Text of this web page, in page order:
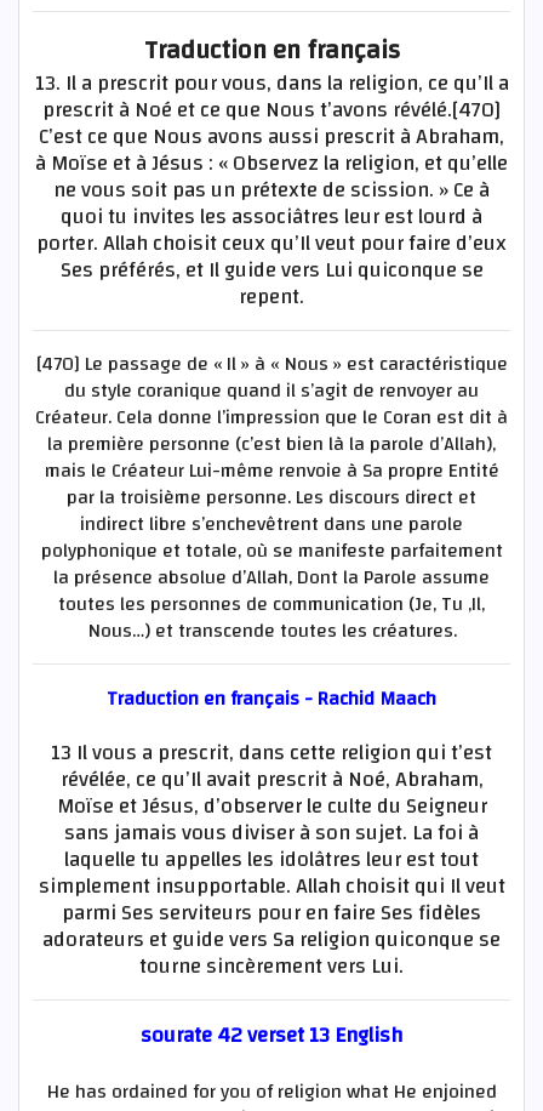
Traduction en français
13. Il a prescrit pour vous, dans la religion, ce qu’Il a
prescrit à Noé et ce que Nous t’avons révélé.[470]
C’est ce que Nous avons aussi prescrit à Abraham,
à Moïse et à Jésus : « Observez la religion, et qu’elle
ne vous soit pas un prétexte de scission. » Ce à
quoi tu invites les associâtres leur est lourd à
porter. Allah choisit ceux qu’Il veut pour faire d’eux
Ses préférés, et Il guide vers Lui quiconque se
repent.
[470] Le passage de « Il » à « Nous » est caractéristique
du style coranique quand il s’agit de renvoyer au
Créateur. Cela donne l’impression que le Coran est dit à
la première personne (c’est bien là la parole d’Allah),
mais le Créateur Lui-même renvoie à Sa propre Entité
par la troisième personne. Les discours direct et
indirect libre s’enchevêtrent dans une parole
polyphonique et totale, où se manifeste parfaitement
la présence absolue d’Allah, Dont la Parole assume
toutes les personnes de communication (Je, Tu ,Il,
Nous…) et transcende toutes les créatures.
Traduction en français - Rachid Maach
13 Il vous a prescrit, dans cette religion qui t’est
révélée, ce qu’Il avait prescrit à Noé, Abraham,
Moïse et Jésus, d’observer le culte du Seigneur
sans jamais vous diviser à son sujet. La foi à
laquelle tu appelles les idolâtres leur est tout
simplement insupportable. Allah choisit qui Il veut
parmi Ses serviteurs pour en faire Ses fidèles
adorateurs et guide vers Sa religion quiconque se
tourne sincèrement vers Lui.
sourate 42 verset 13 English
He has ordained for you of religion what He enjoined